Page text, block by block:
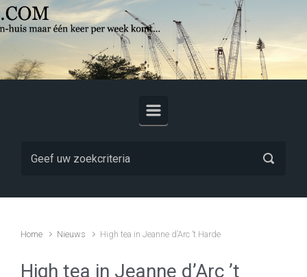
Skip to main content
Home Nieuws High tea in Jeanne d’Arc ’t Harde
High tea in Jeanne d’Arc ’t